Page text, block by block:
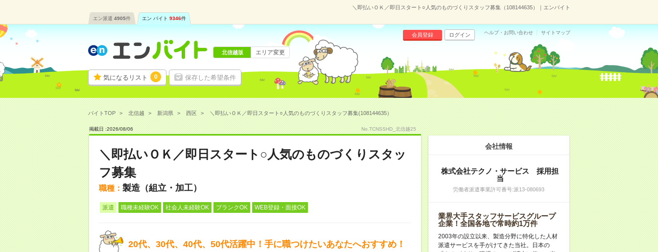
＼即払いＯＫ／即日スタート○人気のものづくりスタッフ募集（108144635）｜エンバイト
エン派遣 4905件 エン バイト 9346件
気になるリスト 0 保存した希望条件
会員登録 ログイン ヘルプ・お問い合わせ サイトマップ
北信越版 エリア変更
バイトTOP 北信越 新潟県 西区 ＼即払いＯＫ／即日スタート○人気のものづくりスタッフ募集(108144635）
掲載日 :2026/08/06 No.TCNSSHD_北信越25
＼即払いＯＫ／即日スタート○人気のものづくりスタッ
フ募集
職種： 製造（組立・加工）
派遣 職種未経験OK 社会人未経験OK ブランクOK WEB登録・面接OK
20代、30代、40代、50代活躍中！手に職つけたいあなたへおすすめ！
会社情報
株式会社テクノ・サービス 採用担
当
労働者派遣事業許可番号:派13-080693
業界大手スタッフサービスグループ
企業！全国各地で常時約1万件
2003年の設立以来、製造分野に特化した人材
派遣サービスを手がけてきた当社。日本の